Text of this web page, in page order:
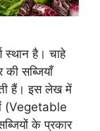
स्थान है। चाहे
की सब्जियाँ
हैं। इस लेख में
में (Vegetable
के प्रकार